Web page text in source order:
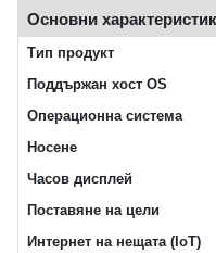
Основни
Тип продукт
Поддържан хост OS
Операционна система
Носене
Часов дисплей
Поставяне на цели
Интернет на нещата (IoT)